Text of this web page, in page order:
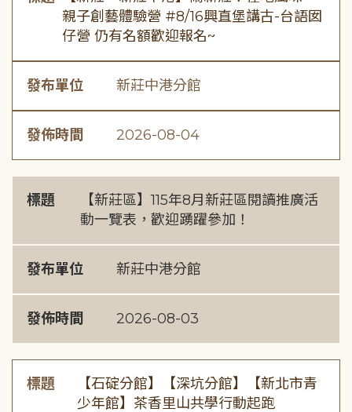
親子創藝體驗營 #8/16興直堡講古-台語囡
仔營 仍有名額歡迎報名~
發布單位 新莊中港分館
發佈時間 2026-08-04
標題
【新莊區】115年8月新莊區閱讀推廣活
動一覽表，歡迎踴躍參加！
發布單位 新莊中港分館
發佈時間 2026-08-03
標題
【石碇分館】【深坑分館】【新北市青
少年館】茶香里山共學行動起跑